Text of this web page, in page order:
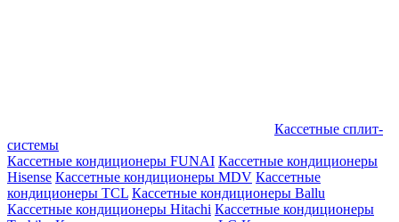
Кассетные сплит-
системы
Кассетные кондиционеры FUNAI Кассетные кондиционеры
Hisense Кассетные кондиционеры MDV Кассетные
кондиционеры TCL Кассетные кондиционеры Ballu
Кассетные кондиционеры Hitachi Кассетные кондиционеры